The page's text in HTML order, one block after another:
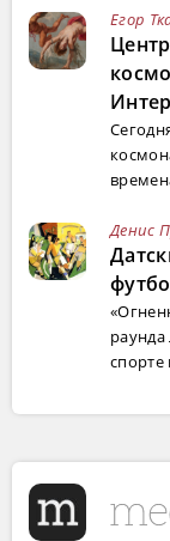
Егор
Денис
спорте